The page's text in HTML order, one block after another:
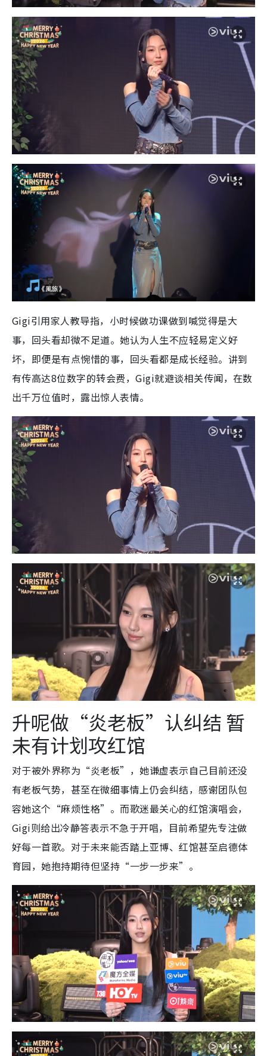
Gigi引用家人教导指，小时候做功课做到喊觉得是大
事，回头看却微不足道。她认为人生不应轻易定义好
坏，即便是有点惋惜的事，回头看都是成长经验。讲到
有传高达8位数字的转会费，Gigi就避谈相关传闻，在数
出千万位值时，露出惊人表情。
升呢做“炎老板”认纠结 暂
未有计划攻红馆
对于被外界称为“炎老板”，她谦虚表示自己目前还没
有老板气势，甚至在微细事情上仍会纠结，感谢团队包
容她这个“麻烦性格”。而歌迷最关心的红馆演唱会，
Gigi则给出冷静答表示不急于开唱，目前希望先专注做
好每一首歌。对于未来能否踏上亚博、红馆甚至启德体
育园，她抱持期待但坚持“一步一步来”。